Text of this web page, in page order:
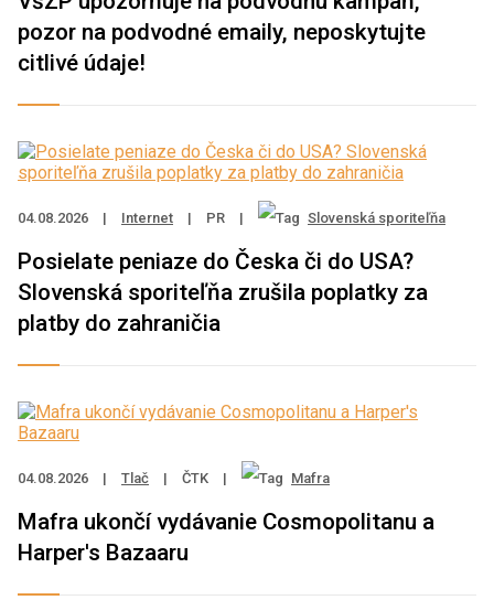
pozor na podvodné emaily, neposkytujte
citlivé údaje!
04.08.2026 | Internet | PR | Slovenská sporiteľňa
Posielate peniaze do Česka či do USA?
Slovenská sporiteľňa zrušila poplatky za
platby do zahraničia
04.08.2026 | Tlač | ČTK | Mafra
Mafra ukončí vydávanie Cosmopolitanu a
Harper's Bazaaru